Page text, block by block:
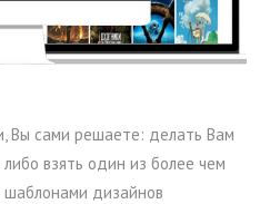
Вы сами решаете: делать Вам
взять один из более чем
шаблонами дизайнов